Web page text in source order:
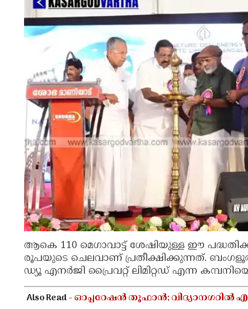
ആകെ 110 മെഗാവാട്ട് ശേഷിയുള്ള ഈ
രൂപയുടെ ചെലവാണ് പ്രതീക്ഷിക്കുന്നത്.
ഡ്യൂ എനർജി പ്രൈവറ്റ് ലിമിറ്റഡ് എന്ന
Also Read -ഓപ്പറേഷൻ തൂഫാൻ; വിദ്യാനഗറിൽ